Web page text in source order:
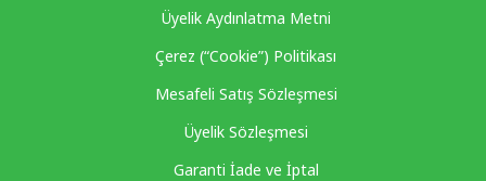
Üyelik Aydınlatma Metni
Çerez (“Cookie”) Politikası
Mesafeli Satış Sözleşmesi
Üyelik Sözleşmesi
Garanti İade ve İptal